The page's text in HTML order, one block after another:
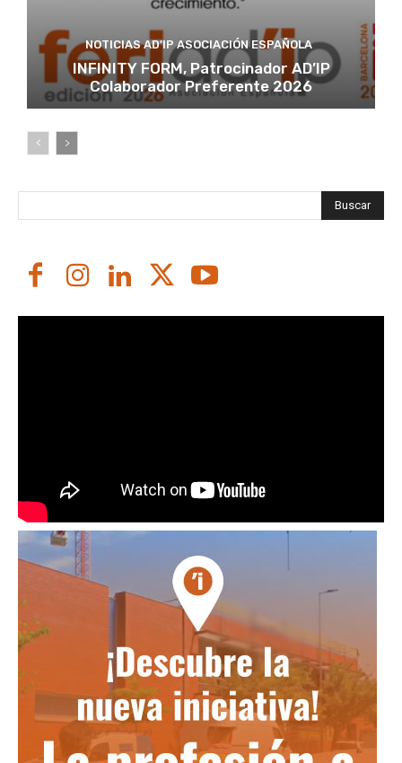
NOTICIAS AD'IP ASOCIACIÓN ESPAÑOLA
INFINITY FORM, Patrocinador AD’IP
Colaborador Preferente 2026
Buscar